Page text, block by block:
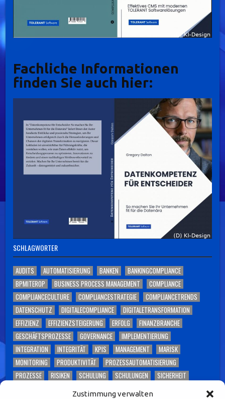
Zustimmung verwalten
Fachliche Informationen
finden Sie auch hier:
SCHLAGWÖRTER
AUDITS AUTOMATISIERUNG BANKEN
BANKINGCOMPLIANCE
BPMITEROP
BUSINESS PROCESS MANAGEMENT
COMPLIANCE
COMPLIANCECULTURE
COMPLIANCESTRATEGIE
COMPLIANCETRENDS
DATENSCHUTZ
DIGITALECOMPLIANCE
DIGITALETRANSFORMATION
EFFIZIENZ
EFFIZIENZSTEIGERUNG ERFOLG
FINANZBRANCHE
GESCHÄFTSPROZESSE
GOVERNANCE
IMPLEMENTIERUNG
INTEGRATION
INTEGRITÄT KPIS MANAGEMENT
MARISK
MONITORING
PRODUKTIVITÄT
PROZESSAUTOMATISIERUNG
PROZESSE
RISIKEN SCHULUNG SCHULUNGEN
SICHERHEIT